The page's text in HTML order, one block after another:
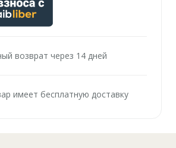
возврат через 14 дней
имеет бесплатную доставку